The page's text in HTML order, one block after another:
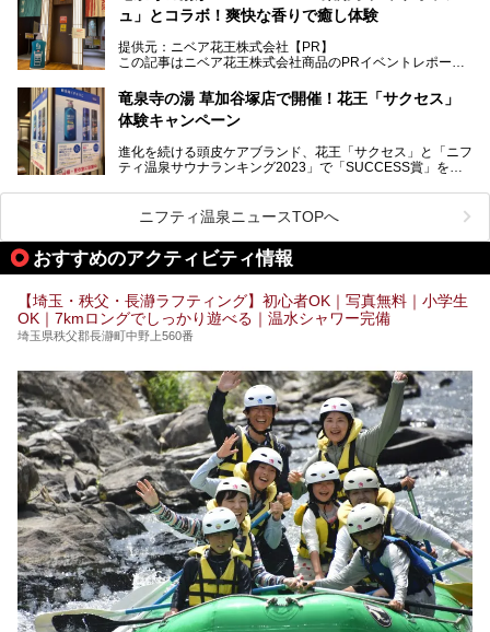
オープン前取材に行ってきましたので、早速どこより詳しく
紹介しちゃいます！
提供元：ニベア花王株式会社【PR】
この記事はニベア花王株式会社商品のPRイベントレポート
ュ」とコラボ！爽快な香りで癒し体験
提供元：ニベア花王株式会社【PR】
この記事はニベア花王株式会社商品のPRイベントレポート
ーーー
注目のボディウォッシュアイテム「８ｘ４ＭＥＮ 薬用ボデ
全国総合2位にランクインした人気温浴施設「竜泉寺の湯 草
加谷塚店」がコラボイベントを期間限定で開催中ということ
気になるその内容をチェックしてきました！
竜泉寺の湯 草加谷塚店で開催！花王「サクセス」
体験キャンペーン
進化を続ける頭皮ケアブランド、花王「サクセス」と「ニフ
ティ温泉サウナランキング2023」で「SUCCESS賞」を獲
ベントを開催。
早速訪問し、気になるその内容を取材してきました！
───
提供元：花王株式会社【PR】
す。
ニフティ温泉ニュースTOPへ
おすすめのアクティビティ情報
【埼玉・秩父・長瀞ラフティング】初心者OK｜写真無料｜小学生
OK｜7kmロングでしっかり遊べる｜温水シャワー完備
埼玉県秩父郡長瀞町中野上560番